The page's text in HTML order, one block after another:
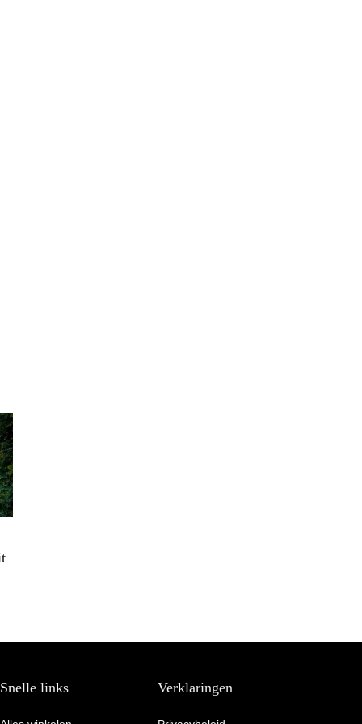
Snelle links Verklaringen